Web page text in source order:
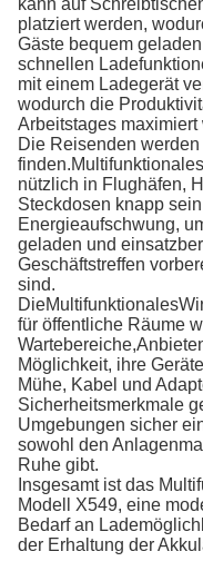
kann auf
platziert werden,
Gäste bequem
schnellen
mit einem Ladegerät
wodurch die
Arbeitstages maximiert
Die Reisenden
finden.Multifunktionales
nützlich in Flughäfen,
Steckdosen knapp
Energieaufschwung,
geladen und
Geschäftstreffen
sind.
DieMultifunktionales
für öffentliche Räume
Möglichkeit, ihre
Mühe, Kabel und
Sicherheitsmerkmale
Umgebungen sicher
sowohl den
Ruhe gibt.
Insgesamt ist das
Modell X549, eine
Bedarf an
der Erhaltung der